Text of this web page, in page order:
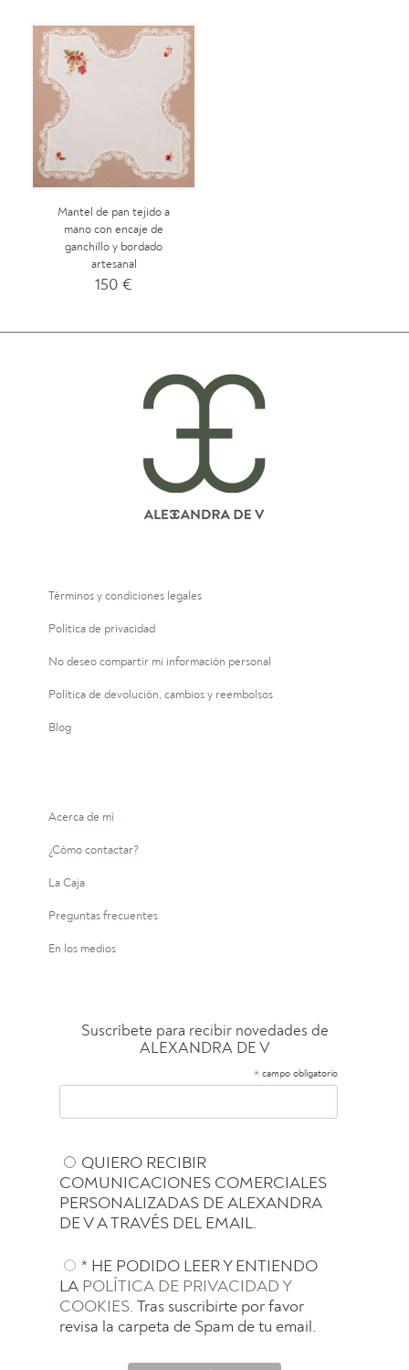
Mantel de pan tejido a
mano con encaje de
ganchillo y bordado
artesanal
150€
Términos y condiciones legales
Política de privacidad
No deseo compartir mi información personal
Política de devolución, cambios y reembolsos
Blog
Acerca de mí
¿Cómo contactar?
La Caja
Preguntas frecuentes
En los medios
Suscríbete para recibir novedades de
ALEXANDRA DE V
* campo obligatorio
QUIERO RECIBIR
COMUNICACIONES COMERCIALES
PERSONALIZADAS DE ALEXANDRA
DE V A TRAVÉS DEL EMAIL.
* HE PODIDO LEER Y ENTIENDO
LA POLÍTICA DE PRIVACIDAD Y
COOKIES. Tras suscribirte por favor
revisa la carpeta de Spam de tu email.